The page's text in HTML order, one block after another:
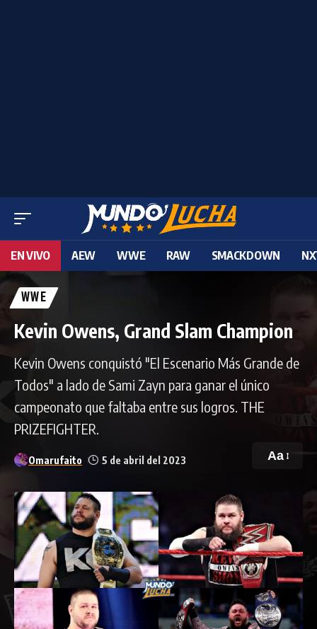
EN VIVO AEW WWE RAW SMACKDOWN
WWE
Kevin Owens, Grand Slam Champion
Kevin Owens conquistó "El Escenario Más Grande de
Todos" a lado de Sami Zayn para ganar el único
campeonato que faltaba entre sus logros. THE
PRIZEFIGHTER.
Omarufaito 5 de abril del 2023 Aa